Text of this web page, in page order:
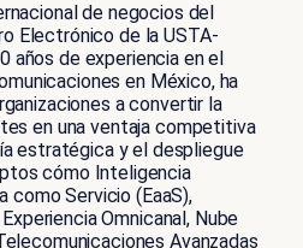
de negocios del
Electrónico de la USTA-
años de experiencia en el
en México, ha
a convertir la
en una ventaja competitiva
estratégica y el despliegue
cómo Inteligencia
como Servicio (EaaS),
Omnicanal, Nube
Avanzadas